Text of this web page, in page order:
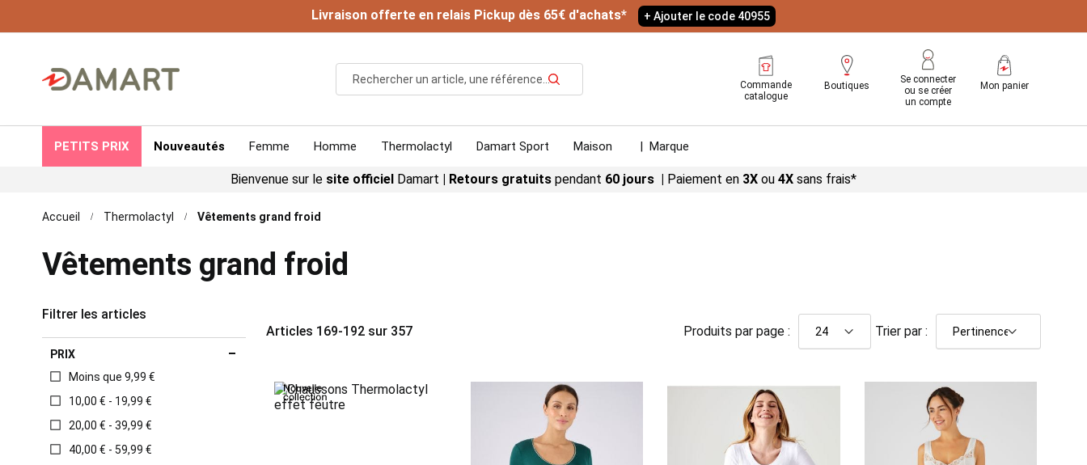
Livraison offerte en relais Pickup dès 65€ d'achats* + Ajouter le code 40955
Rechercher
Commande
catalogue
Boutiques
Se connecter
ou se créer
un compte
Mon panier
PETITS PRIX Nouveautés Femme Homme Thermolactyl Damart Sport Maison | Marque
Bienvenue sur le site officiel Damart | Retours gratuits pendant 60 jours | Paiement en 3X ou 4X sans frais*
Accueil Thermolactyl Vêtements grand froid
Vêtements grand froid
Articles 169-192sur 357 Produits par page : Trier par :
Filtrer les articles
PRIX
Moins que 9,99 €
10,00 € - 19,99 €
20,00 € - 39,99 €
40,00 € - 59,99 €